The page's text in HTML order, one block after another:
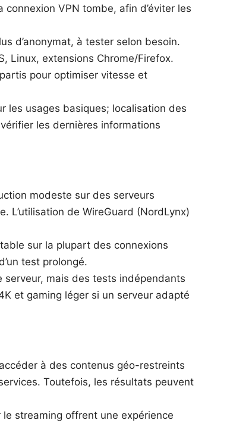
VPN tombe, afin d’éviter les
d’anonymat, à tester selon besoin.
Linux, extensions Chrome/Firefox.
pour optimiser vitesse et
les usages basiques; localisation des
les dernières informations
modeste sur des serveurs
L’utilisation de WireGuard (NordLynx)
sur la plupart des connexions
test prolongé.
serveur, mais des tests indépendants
et gaming léger si un serveur adapté
à des contenus géo-restreints
Toutefois, les résultats peuvent
streaming offrent une expérience